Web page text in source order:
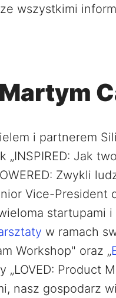
wszystkimi
i partnerem
„INSPIRED: Jak
Zwykli
Vice-
startupami
w ramach
Workshop" oraz „
„LOVED: Product
nasz gospodarz